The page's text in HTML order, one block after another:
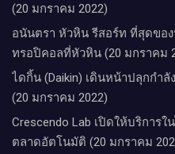
(20 มกราคม 2022)
อนันตรา หัวหิน รีสอร์ท ที่สุดขอ
ทรอปิคอลที่หัวหิน (20 มกราคม
ไดกิ้น (Daikin) เดินหน้าปลุกกำ
(20 มกราคม 2022)
Crescendo Lab เปิดให้บริการ
ตลาดอัตโนมัติ (20 มกราคม